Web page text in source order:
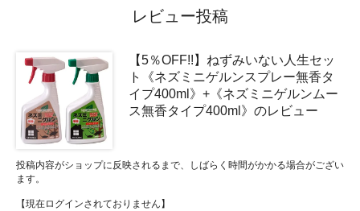
レビュー投稿
【5％OFF!!】ねずみいない人生セッ
ト《ネズミニゲルンスプレー無香タ
イプ400ml》+《ネズミニゲルンムー
ス無香タイプ400ml》のレビュー
投稿内容がショップに反映されるまで、しばらく時間がかかる場合がござい
ます。
【現在ログインされておりません】